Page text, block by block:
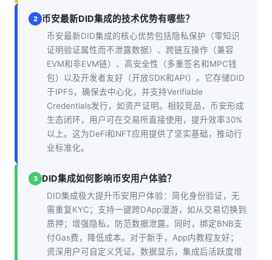
2 币安最新DID集成的技术优势有哪些？
币安最新DID集成的核心优势包括隐私保护（零知识
证明验证属性而不泄露数据）、跨链互操作（兼容
EVM和非EVM链）、高安全性（多重签名和MPC钱
包）以及开发者友好（开放SDK和API）。它存储DID
于IPFS，确保去中心化，并支持Verifiable
Credentials发行，如资产证明。相较竞品，币安形成
生态闭环，用户可在交易所直接使用，提升效率30%
以上。这为DeFi和NFT应用提供了坚实基础，推动行
业标准化。
3 DID集成如何影响币安用户体验？
DID集成极大提升币安用户体验：简化身份验证，无
需重复KYC；支持一键跨DApp漫游，如从交易切换到
质押；增强隐私，防范数据泄露。同时，绑定BNB支
付Gas费，降低成本。对于新手，App内教程友好；
资深用户可自定义凭证。数据显示，集成后活跃度增